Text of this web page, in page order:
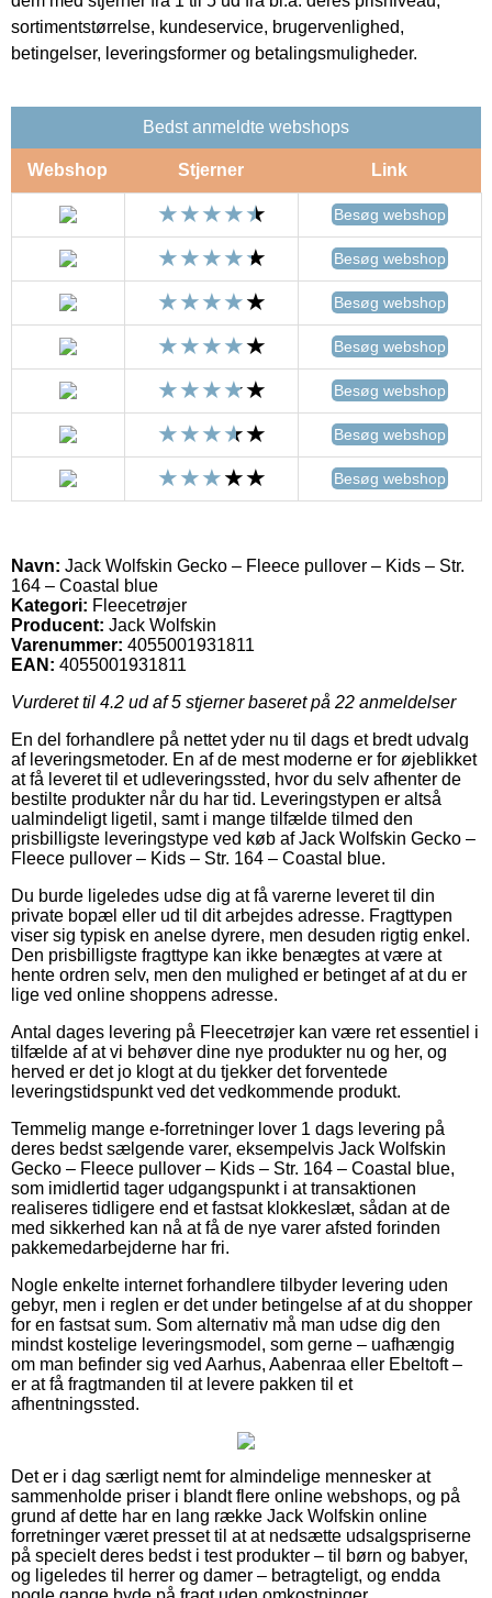
sortimentstørrelse, kundeservice, brugervenlighed,
betingelser, leveringsformer og betalingsmuligheder.
Bedst anmeldte webshops
Webshop Stjerner Link
Besøg webshop
Besøg webshop
Besøg webshop
Besøg webshop
Besøg webshop
Besøg webshop
Besøg webshop
Navn: Jack Wolfskin Gecko – Fleece pullover – Kids – Str.
164 – Coastal blue
Kategori: Fleecetrøjer
Producent: Jack Wolfskin
Varenummer: 4055001931811
EAN: 4055001931811
Vurderet til 4.2 ud af 5 stjerner baseret på 22 anmeldelser
En del forhandlere på nettet yder nu til dags et bredt udvalg
af leveringsmetoder. En af de mest moderne er for øjeblikket
at få leveret til et udleveringssted, hvor du selv afhenter de
bestilte produkter når du har tid. Leveringstypen er altså
ualmindeligt ligetil, samt i mange tilfælde tilmed den
prisbilligste leveringstype ved køb af Jack Wolfskin Gecko –
Fleece pullover – Kids – Str. 164 – Coastal blue.
Du burde ligeledes udse dig at få varerne leveret til din
private bopæl eller ud til dit arbejdes adresse. Fragttypen
viser sig typisk en anelse dyrere, men desuden rigtig enkel.
Den prisbilligste fragttype kan ikke benægtes at være at
hente ordren selv, men den mulighed er betinget af at du er
lige ved online shoppens adresse.
Antal dages levering på Fleecetrøjer kan være ret essentiel i
tilfælde af at vi behøver dine nye produkter nu og her, og
herved er det jo klogt at du tjekker det forventede
leveringstidspunkt ved det vedkommende produkt.
Temmelig mange e-forretninger lover 1 dags levering på
deres bedst sælgende varer, eksempelvis Jack Wolfskin
Gecko – Fleece pullover – Kids – Str. 164 – Coastal blue,
som imidlertid tager udgangspunkt i at transaktionen
realiseres tidligere end et fastsat klokkeslæt, sådan at de
med sikkerhed kan nå at få de nye varer afsted forinden
pakkemedarbejderne har fri.
Nogle enkelte internet forhandlere tilbyder levering uden
gebyr, men i reglen er det under betingelse af at du shopper
for en fastsat sum. Som alternativ må man udse dig den
mindst kostelige leveringsmodel, som gerne – uafhængig
om man befinder sig ved Aarhus, Aabenraa eller Ebeltoft –
er at få fragtmanden til at levere pakken til et
afhentningssted.
Det er i dag særligt nemt for almindelige mennesker at
sammenholde priser i blandt flere online webshops, og på
grund af dette har en lang række Jack Wolfskin online
forretninger været presset til at at nedsætte udsalgspriserne
på specielt deres bedst i test produkter – til børn og babyer,
og ligeledes til herrer og damer – betragteligt, og endda